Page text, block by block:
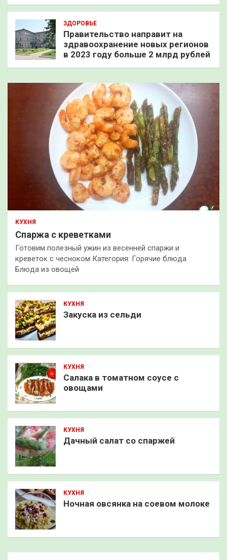
ЗДОРОВЬЕ
Правительство направит на
здравоохранение новых регионов
в 2023 году больше 2 млрд рублей
КУХНЯ
Спаржа с креветками
Готовим полезный ужин из весенней спаржи и
креветок с чесноком Категория: Горячие блюда
Блюда из овощей
КУХНЯ
Закуска из сельди
КУХНЯ
Салака в томатном соусе с
овощами
КУХНЯ
Дачный салат со спаржей
КУХНЯ
Ночная овсянка на соевом молоке